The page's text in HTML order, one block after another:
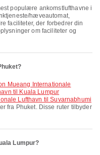
populære ankomstlufthavne i
hæveautomat,
faciliteter, der forbedrer din
om faciliteter og
til Kuala Lumpur
Lufthavn til Suvarnabhumi
fra Phuket. Disse ruter tilbyder
Lumpur?